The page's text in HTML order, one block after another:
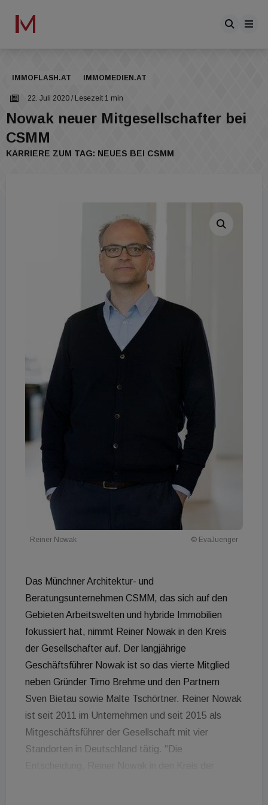
IMMOFLASH.AT IMMOMEDIEN.AT
22. Juli 2020 / Lesezeit 1 min
Nowak neuer Mitgesellschafter bei
CSMM
KARRIERE ZUM TAG: NEUES BEI CSMM
Reiner Nowak © EvaJuenger
Das Münchner Architektur- und
Beratungsunternehmen CSMM, das sich auf den
Gebieten Arbeitswelten und hybride Immobilien
fokussiert hat, nimmt Reiner Nowak in den Kreis
der Gesellschafter auf. Der langjährige
Geschäftsführer Nowak ist so das vierte Mitglied
neben Gründer Timo Brehme und den Partnern
Sven Bietau sowie Malte Tschörtner. Reiner Nowak
ist seit 2011 im Unternehmen und seit 2015 als
Mitgeschäftsführer der Gesellschaft mit vier
Standorten in Deutschland tätig. "Die